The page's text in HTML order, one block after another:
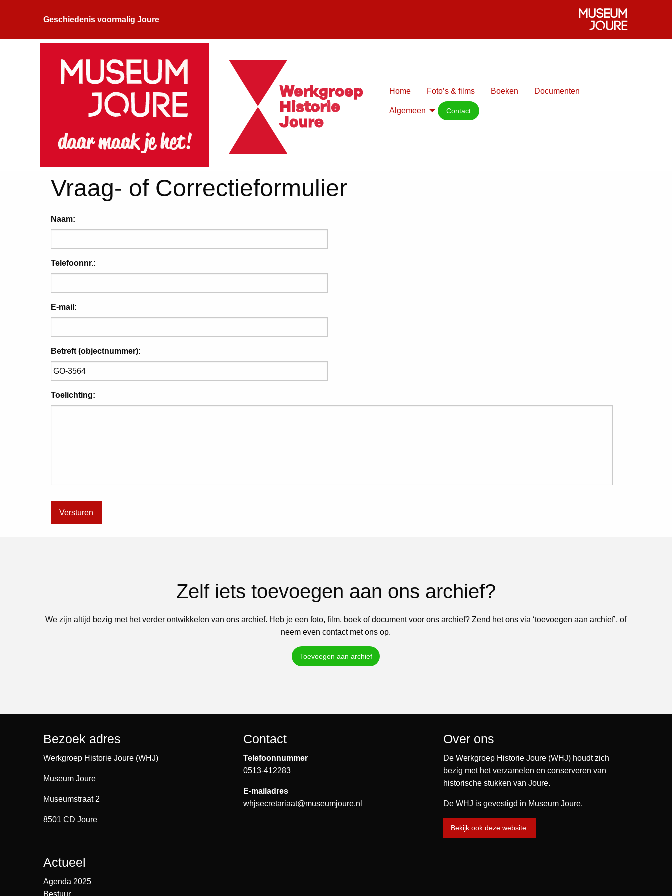
Geschiedenis voormalig Joure
Home Foto’s & films Boeken Documenten
Algemeen Contact
Vraag- of Correctieformulier
Naam:
Telefoonnr.:
E-mail:
Betreft (objectnummer):
Toelichting:
Zelf iets toevoegen aan ons archief?
We zijn altijd bezig met het verder ontwikkelen van ons archief. Heb je een foto, film, boek of document voor ons archief? Zend het ons via ‘toevoegen aan archief’, of
neem even contact met ons op.
Toevoegen aan archief
Bezoek adres
Werkgroep Historie Joure (WHJ)
Museum Joure
Museumstraat 2
8501 CD Joure
Contact
Telefoonnummer
0513-412283
E-mailadres
whjsecretariaat@museumjoure.nl
Over ons
De Werkgroep Historie Joure (WHJ) houdt zich
bezig met het verzamelen en conserveren van
historische stukken van Joure.
De WHJ is gevestigd in Museum Joure.
Bekijk ook deze website.
Actueel
Agenda 2025